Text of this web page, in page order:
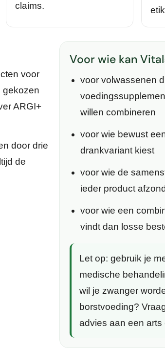
claims.
voor
gekozen
ARGI+
door drie
de
Voor wie kan
voor volwassenen
willen combineren
voor wie bewust
drankvariant kiest
voor wie de
ieder product
voor wie een
vindt dan losse
Let op: gebruik je
medische
wil je zwanger
borstvoeding?
advies aan een arts